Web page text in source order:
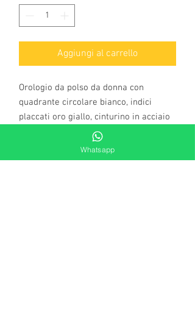
Aggiungi al carrello
Orologio da polso da donna con
quadrante circolare bianco, indici
placcati oro giallo, cinturino in acciaio
maglia mesh placcato oro giallo.
Cassa e fondello: metallo e acciaio.
Ansa cinturino: 10 mm.
Whatsapp